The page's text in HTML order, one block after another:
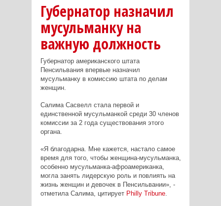
Губернатор назначил
мусульманку на
важную должность
Губернатор американского штата
Пенсильвания впервые назначил
мусульманку в комиссию штата по делам
женщин.
Салима Сасвелл стала первой и
единственной мусульманкой среди 30 членов
комиссии за 2 года существования этого
органа.
«Я благодарна. Мне кажется, настало самое
время для того, чтобы женщина-мусульманка,
особенно мусульманка-афроамериканка,
могла занять лидерскую роль и повлиять на
жизнь женщин и девочек в Пенсильвании», -
отметила Салима, цитирует Philly Tribune.